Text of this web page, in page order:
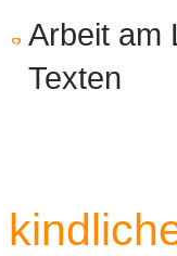
Arbeit am
Texten